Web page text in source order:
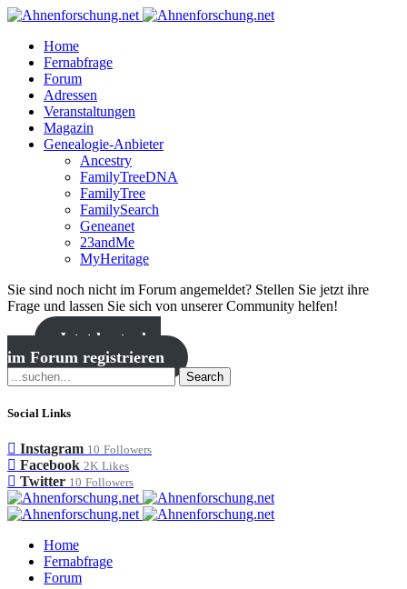
Home
Fernabfrage
Forum
Adressen
Veranstaltungen
Magazin
Genealogie-Anbieter
Ancestry
FamilyTreeDNA
FamilyTree
FamilySearch
Geneanet
23andMe
MyHeritage
Sie sind noch nicht im Forum angemeldet? Stellen Sie jetzt ihre
Frage und lassen Sie sich von unserer Community helfen!
Jetzt kostenlos
im Forum registrieren
Search
Social Links
Instagram 10 Followers
Facebook 2K Likes
Twitter 10 Followers
Home
Fernabfrage
Forum